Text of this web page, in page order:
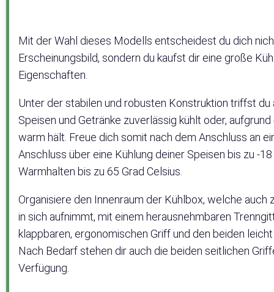
Mit der Wahl dieses Modells entscheidest du dich
Erscheinungsbild, sondern du kaufst dir eine große
Eigenschaften.
Unter der stabilen und robusten Konstruktion triffst
Speisen und Getränke zuverlässig kühlt oder,
warm hält. Freue dich somit nach dem Anschluss an
Anschluss über eine Kühlung deiner Speisen bis zu -
Warmhalten bis zu 65 Grad Celsius.
Organisiere den Innenraum der Kühlbox, welche
in sich aufnimmt, mit einem herausnehmbaren
klappbaren, ergonomischen Griff und den beiden
Nach Bedarf stehen dir auch die beiden seitlichen
Verfügung.